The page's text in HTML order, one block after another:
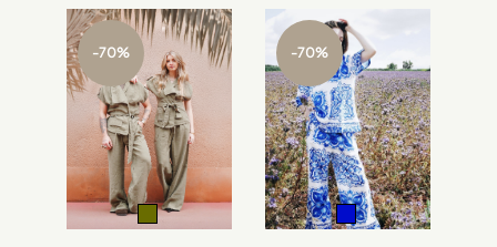
-70% -70%